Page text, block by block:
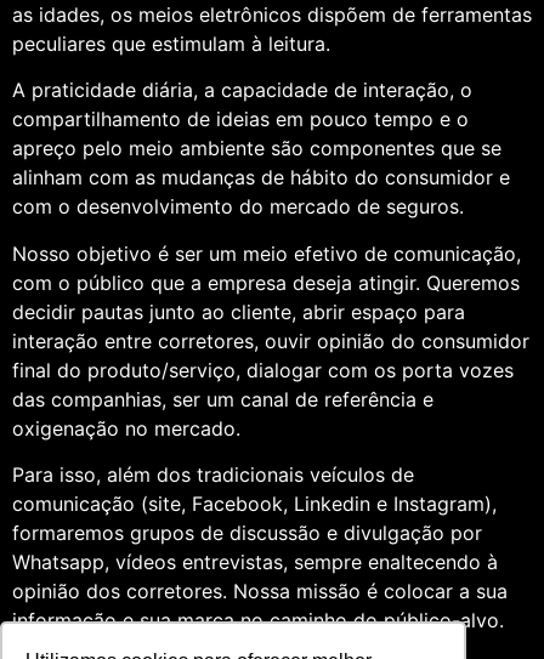
as idades, os meios eletrônicos dispõem de ferramentas
peculiares que estimulam à leitura.
A praticidade diária, a capacidade de interação, o
compartilhamento de ideias em pouco tempo e o
apreço pelo meio ambiente são componentes que se
alinham com as mudanças de hábito do consumidor e
com o desenvolvimento do mercado de seguros.
Nosso objetivo é ser um meio efetivo de comunicação,
com o público que a empresa deseja atingir. Queremos
decidir pautas junto ao cliente, abrir espaço para
interação entre corretores, ouvir opinião do consumidor
final do produto/serviço, dialogar com os porta vozes
das companhias, ser um canal de referência e
oxigenação no mercado.
Para isso, além dos tradicionais veículos de
comunicação (site, Facebook, Linkedin e Instagram),
formaremos grupos de discussão e divulgação por
Whatsapp, vídeos entrevistas, sempre enaltecendo à
opinião dos corretores. Nossa missão é colocar a sua
informação e sua marca no caminho do público-alvo.